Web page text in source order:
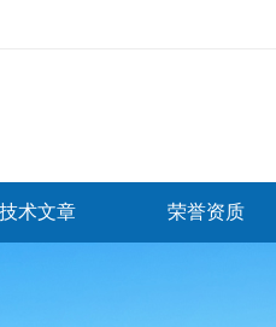
技术文章 荣誉资质